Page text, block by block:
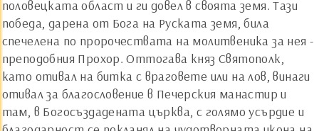
половецката област и ги довел в своята земя. Тази
победа, дарена от Бога на Руската земя, била
спечелена по пророчествата на молитвеника за нея -
преподобния Прохор. Оттогава княз Святополк,
като отивал на битка с враговете или на лов, винаги
отивал за благословение в Печерския манастир и
там, в Богосъздадената църква, с голямо усърдие и